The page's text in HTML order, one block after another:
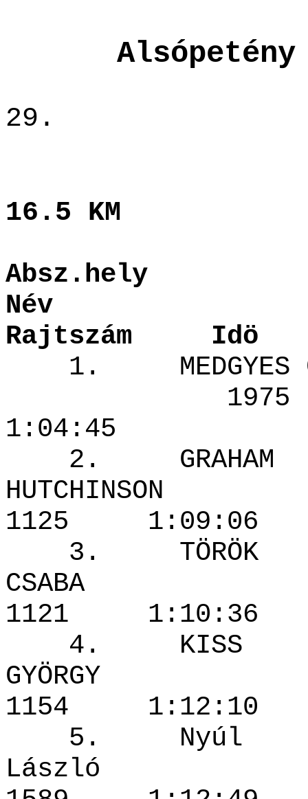
29.
16.5 KM
Név
Rajtszám Idö
1.
1975
1:04:45
2. GRAHAM
1125
3. TÖRÖK
1121
4. KISS
1154
5. Nyúl